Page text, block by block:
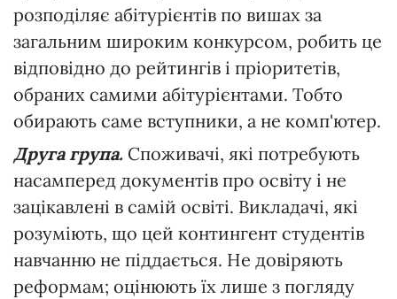
розподіляє абітурієнтів по вишах за
загальним широким конкурсом, робить це
відповідно до рейтингів і пріоритетів,
обраних самими абітурієнтами. Тобто
обирають саме вступники, а не комп'ютер.
Друга група. Споживачі, які потребують
насамперед документів про освіту і не
зацікавлені в самій освіті. Викладачі, які
розуміють, що цей контингент студентів
навчанню не піддається. Не довіряють
реформам; оцінюють їх лише з погляду